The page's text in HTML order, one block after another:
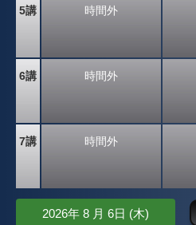
5講
6講
7講
時間外
時間外
時間外
2026年 8 月 6日 (木)